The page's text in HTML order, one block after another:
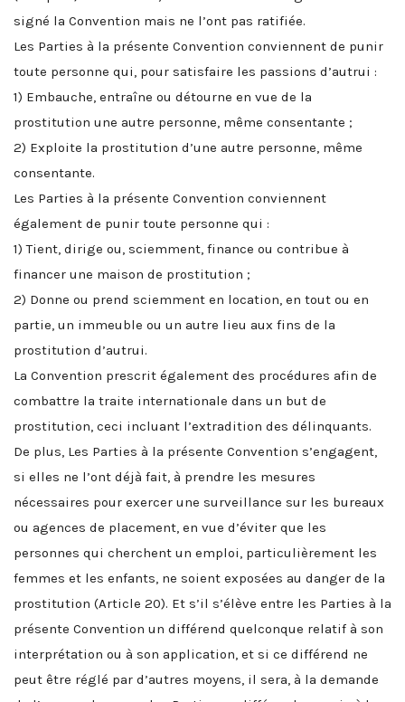
signé la Convention mais ne l’ont pas ratifiée.
Les Parties à la présente Convention conviennent de punir
toute personne qui, pour satisfaire les passions d’autrui :
1) Embauche, entraîne ou détourne en vue de la
prostitution une autre personne, même consentante ;
2) Exploite la prostitution d’une autre personne, même
consentante.
Les Parties à la présente Convention conviennent
également de punir toute personne qui :
1) Tient, dirige ou, sciemment, finance ou contribue à
financer une maison de prostitution ;
2) Donne ou prend sciemment en location, en tout ou en
partie, un immeuble ou un autre lieu aux fins de la
prostitution d’autrui.
La Convention prescrit également des procédures afin de
combattre la traite internationale dans un but de
prostitution, ceci incluant l’extradition des délinquants.
De plus, Les Parties à la présente Convention s’engagent,
si elles ne l’ont déjà fait, à prendre les mesures
nécessaires pour exercer une surveillance sur les bureaux
ou agences de placement, en vue d’éviter que les
personnes qui cherchent un emploi, particulièrement les
femmes et les enfants, ne soient exposées au danger de la
prostitution (Article 20). Et s’il s’élève entre les Parties à la
présente Convention un différend quelconque relatif à son
interprétation ou à son application, et si ce différend ne
peut être réglé par d’autres moyens, il sera, à la demande